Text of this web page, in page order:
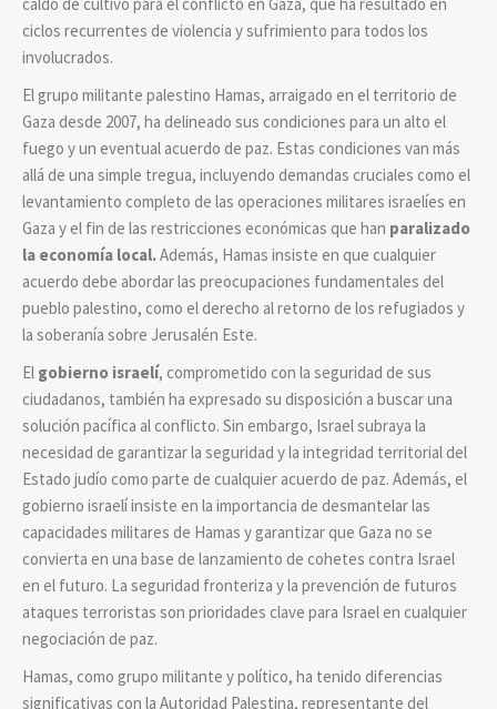
ciclos recurrentes de violencia y sufrimiento para todos los
involucrados.
El grupo militante palestino Hamas, arraigado en el territorio de
Gaza desde 2007, ha delineado sus condiciones para un alto el
fuego y un eventual acuerdo de paz. Estas condiciones van más
allá de una simple tregua, incluyendo demandas cruciales como el
levantamiento completo de las operaciones militares israelíes en
Gaza y el fin de las restricciones económicas que han paralizado
la economía local.Además, Hamas insiste en que cualquier
acuerdo debe abordar las preocupaciones fundamentales del
pueblo palestino, como el derecho al retorno de los refugiados y
la soberanía sobre Jerusalén Este.
El gobierno israelí, comprometido con la seguridad de sus
ciudadanos, también ha expresado su disposición a buscar una
solución pacífica al conflicto. Sin embargo, Israel subraya la
necesidad de garantizar la seguridad y la integridad territorial del
Estado judío como parte de cualquier acuerdo de paz. Además, el
gobierno israelí insiste en la importancia de desmantelar las
capacidades militares de Hamas y garantizar que Gaza no se
convierta en una base de lanzamiento de cohetes contra Israel
en el futuro. La seguridad fronteriza y la prevención de futuros
ataques terroristas son prioridades clave para Israel en cualquier
negociación de paz.
Hamas, como grupo militante y político, ha tenido diferencias
significativas con la Autoridad Palestina, representante del